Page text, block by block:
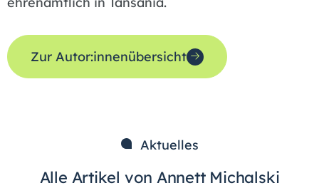
Zur Autor:innenübersicht
Aktuelles
Alle Artikel von Annett Michalski